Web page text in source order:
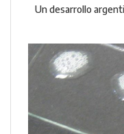
Un desarrollo